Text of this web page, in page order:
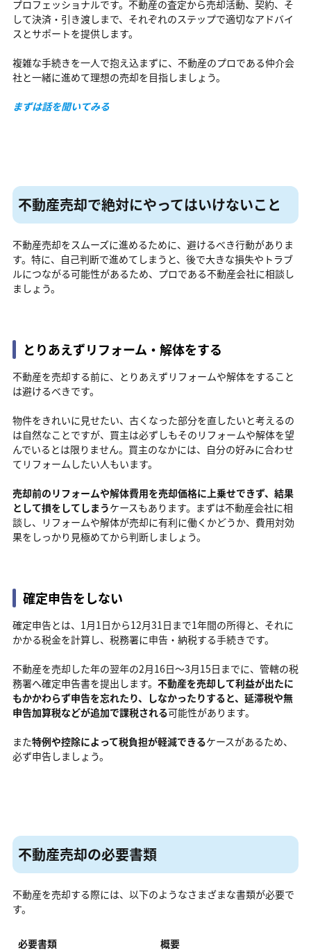
プロフェッショナルです。不動産の査定から売却活動、契約、そ
して決済・引き渡しまで、それぞれのステップで適切なアドバイ
スとサポートを提供します。
複雑な手続きを一人で抱え込まずに、不動産のプロである仲介会
社と一緒に進めて理想の売却を目指しましょう。
まずは話を聞いてみる
不動産売却で絶対にやってはいけないこと
不動産売却をスムーズに進めるために、避けるべき行動がありま
す。特に、自己判断で進めてしまうと、後で大きな損失やトラブ
ルにつながる可能性があるため、プロである不動産会社に相談し
ましょう。
とりあえずリフォーム・解体をする
不動産を売却する前に、とりあえずリフォームや解体をすること
は避けるべきです。
物件をきれいに見せたい、古くなった部分を直したいと考えるの
は自然なことですが、買主は必ずしもそのリフォームや解体を望
んでいるとは限りません。買主のなかには、自分の好みに合わせ
てリフォームしたい人もいます。
売却前のリフォームや解体費用を売却価格に上乗せできず、結果
として損をしてしまうケースもあります。まずは不動産会社に相
談し、リフォームや解体が売却に有利に働くかどうか、費用対効
果をしっかり見極めてから判断しましょう。
確定申告をしない
確定申告とは、1月1日から12月31日まで1年間の所得と、それに
かかる税金を計算し、税務署に申告・納税する手続きです。
不動産を売却した年の翌年の2月16日～3月15日までに、管轄の税
務署へ確定申告書を提出します。 不動産を売却して利益が出たに
もかかわらず申告を忘れたり、しなかったりすると、延滞税や無
申告加算税などが追加で課税される可能性があります。
また特例や控除によって税負担が軽減できるケースがあるため、
必ず申告しましょう。
不動産売却の必要書類
不動産を売却する際には、以下のようなさまざまな書類が必要で
す。
必要書類
概要